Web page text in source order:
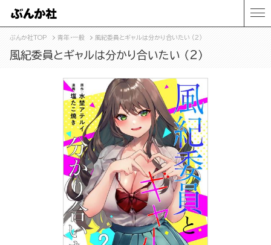
ぶんか社TOP 青年・一般 風紀委員とギャルは分かり合いたい （2）
風紀委員とギャルは分かり合いたい （2）